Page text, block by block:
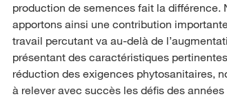
production de semences fait la
apportons ainsi une contribution
travail percutant va au-delà de
présentant des caractéristiques
réduction des exigences phytosanitaires,
à relever avec succès les défis des années